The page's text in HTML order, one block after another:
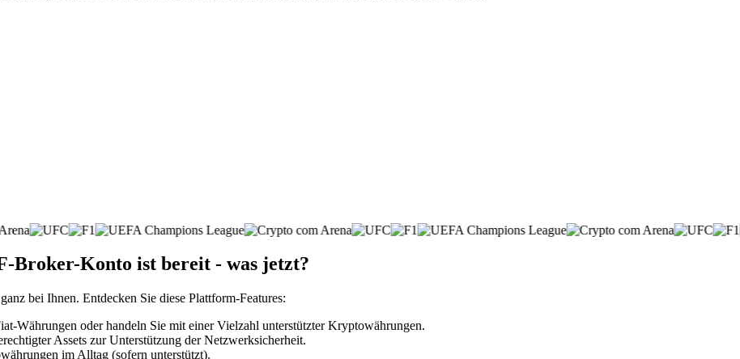
Broker-Konto ist bereit - was jetzt?
bei Ihnen. Entdecken Sie diese Plattform-Features:
Währungen oder handeln Sie mit einer Vielzahl unterstützter Kryptowährungen.
Assets zur Unterstützung der Netzwerksicherheit.
im Alltag (sofern unterstützt).